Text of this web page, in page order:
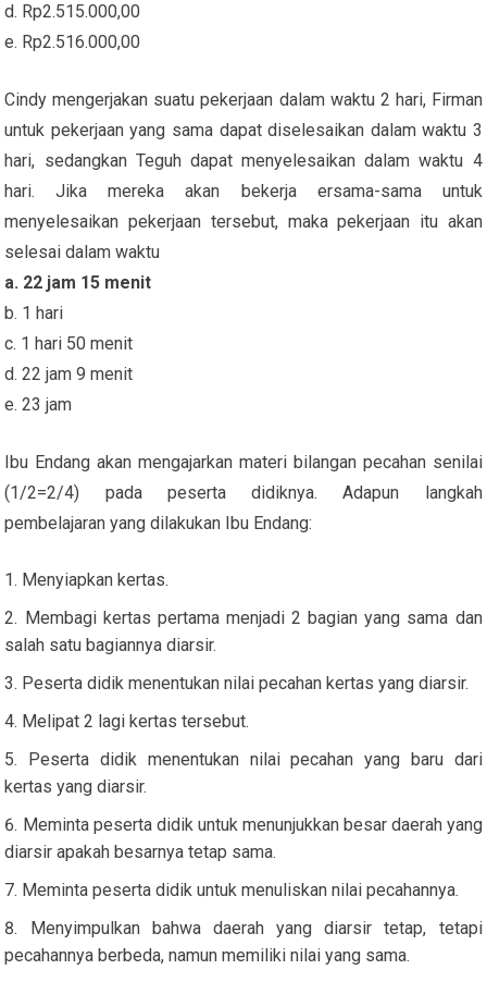
d. Rp2.515.000,00
e. Rp2.516.000,00
Cindy mengerjakan suatu pekerjaan dalam waktu 2 hari, Firman
untuk pekerjaan yang sama dapat diselesaikan dalam waktu 3
hari, sedangkan Teguh dapat menyelesaikan dalam waktu 4
hari. Jika mereka akan bekerja ersama-sama untuk
menyelesaikan pekerjaan tersebut, maka pekerjaan itu akan
selesai dalam waktu
a. 22 jam 15 menit
b. 1 hari
c. 1 hari 50 menit
d. 22 jam 9 menit
e. 23 jam
Ibu Endang akan mengajarkan materi bilangan pecahan senilai
(1/2=2/4) pada peserta didiknya. Adapun langkah
pembelajaran yang dilakukan Ibu Endang:
Menyiapkan kertas.
Membagi kertas pertama menjadi 2 bagian yang sama dan
salah satu bagiannya diarsir.
Peserta didik menentukan nilai pecahan kertas yang diarsir.
Melipat 2 lagi kertas tersebut.
Peserta didik menentukan nilai pecahan yang baru dari
kertas yang diarsir.
Meminta peserta didik untuk menunjukkan besar daerah yang
diarsir apakah besarnya tetap sama.
Meminta peserta didik untuk menuliskan nilai pecahannya.
Menyimpulkan bahwa daerah yang diarsir tetap, tetapi
pecahannya berbeda, namun memiliki nilai yang sama.